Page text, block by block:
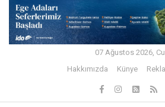
07 Ağustos 2026,
Hakkımızda
Künye